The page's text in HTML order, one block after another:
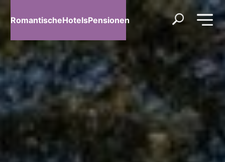
RomantischeHotelsPensionen